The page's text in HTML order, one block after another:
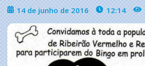
14 de junho de 2016 12:14